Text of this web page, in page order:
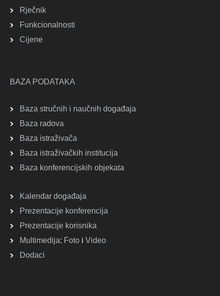
Rječnik
Funkcionalnosti
Cijene
BAZA PODATAKA
Baza stručnih i naučnih događaja
Baza radova
Baza istraživača
Baza istraživačkih institucija
Baza konferencijskih objekata
Kalendar događaja
Prezentacije konferencija
Prezentacije korisnika
Multimedija: Foto i Video
Dodaci